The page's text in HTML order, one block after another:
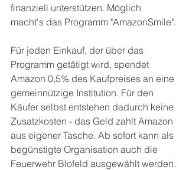
finanziell unterstützen. Möglich
macht's das Programm "AmazonSmile".
Für jeden Einkauf, der über das
Programm getätigt wird, spendet
Amazon 0,5% des Kaufpreises an eine
gemeinnützige Institution. Für den
Käufer selbst entstehen dadurch keine
Zusatzkosten - das Geld zahlt Amazon
aus eigener Tasche. Ab sofort kann als
begünstigte Organisation auch die
Feuerwehr Blofeld ausgewählt werden.